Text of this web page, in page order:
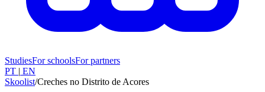
StudiesFor schoolsFor partners
PT | EN
Skoolist/Creches no Distrito de Acores